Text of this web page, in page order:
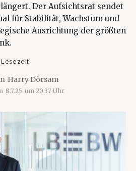
Der Aufsichtsrat sendet
für Stabilität, Wachstum und
Ausrichtung der größten
Harry Dörsam
8.7.25 um 20:37 Uhr